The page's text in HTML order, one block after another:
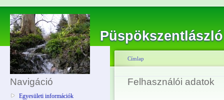
Püspökszentlászló
Navigáció
Egyesületi információk
Címlap
Felhasználói adatok